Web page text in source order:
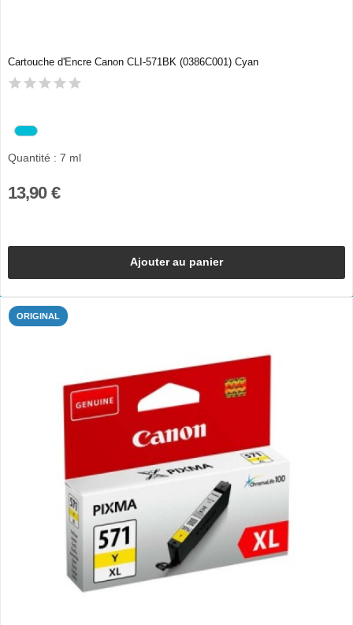
Cartouche d'Encre Canon CLI-571BK (0386C001) Cyan
Quantité : 7 ml
13,90 €
Ajouter au panier
ORIGINAL